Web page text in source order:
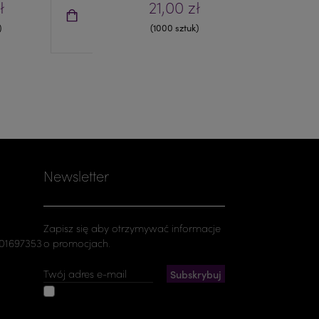
21,00 zł
(1000 sztuk)
Newsletter
Zapisz się aby otrzymywać informacje
o promocjach.